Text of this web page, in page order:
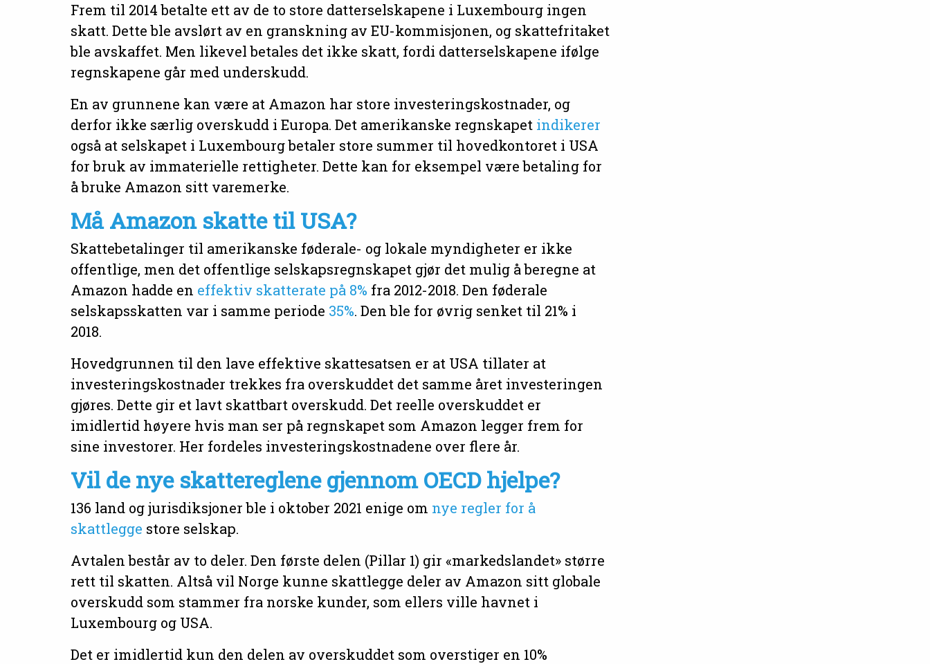
Frem til 2014 betalte ett av de to store datterselskapene i Luxembourg ingen
skatt. Dette ble avslørt av en granskning av EU-kommisjonen, og skattefritaket
ble avskaffet. Men likevel betales det ikke skatt, fordi datterselskapene ifølge
regnskapene går med underskudd.
En av grunnene kan være at Amazon har store investeringskostnader, og
derfor ikke særlig overskudd i Europa. Det amerikanske regnskapet indikerer
også at selskapet i Luxembourg betaler store summer til hovedkontoret i USA
for bruk av immaterielle rettigheter. Dette kan for eksempel være betaling for
å bruke Amazon sitt varemerke.
Må Amazon skatte til USA?
Skattebetalinger til amerikanske føderale- og lokale myndigheter er ikke
offentlige, men det offentlige selskapsregnskapet gjør det mulig å beregne at
Amazon hadde en effektiv skatterate på 8% fra 2012-2018. Den føderale
selskapsskatten var i samme periode 35%. Den ble for øvrig senket til 21% i
2018.
Hovedgrunnen til den lave effektive skattesatsen er at USA tillater at
investeringskostnader trekkes fra overskuddet det samme året investeringen
gjøres. Dette gir et lavt skattbart overskudd. Det reelle overskuddet er
imidlertid høyere hvis man ser på regnskapet som Amazon legger frem for
sine investorer. Her fordeles investeringskostnadene over flere år.
Vil de nye skattereglene gjennom OECD hjelpe?
136 land og jurisdiksjoner ble i oktober 2021 enige om nye regler for å
skattlegge store selskap.
Avtalen består av to deler. Den første delen (Pillar 1) gir «markedslandet» større
rett til skatten. Altså vil Norge kunne skattlegge deler av Amazon sitt globale
overskudd som stammer fra norske kunder, som ellers ville havnet i
Luxembourg og USA.
Det er imidlertid kun den delen av overskuddet som overstiger en 10%